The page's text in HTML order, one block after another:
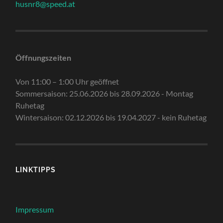
husnr8@speed.at
Öffnungszeiten
Von 11:00 – 1:00 Uhr geöffnet
Sommersaison: 25.06.2026 bis 28.09.2026 - Montag
Ruhetag
Wintersaison: 02.12.2026 bis 19.04.2027 - kein Ruhetag
LINKTIPPS
Impressum